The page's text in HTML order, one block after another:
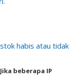
habis atau tidak
beberapa IP